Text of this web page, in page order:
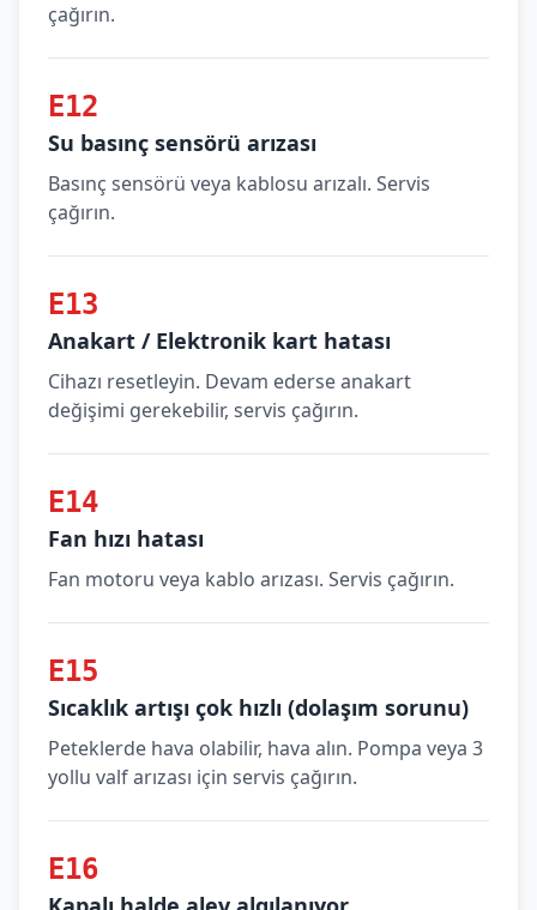
çağırın.
E12
Su basınç sensörü arızası
Basınç sensörü veya kablosu arızalı. Servis
çağırın.
E13
Anakart / Elektronik kart hatası
Cihazı resetleyin. Devam ederse anakart
değişimi gerekebilir, servis çağırın.
E14
Fan hızı hatası
Fan motoru veya kablo arızası. Servis çağırın.
E15
Sıcaklık artışı çok hızlı (dolaşım sorunu)
Peteklerde hava olabilir, hava alın. Pompa veya 3
yollu valf arızası için servis çağırın.
E16